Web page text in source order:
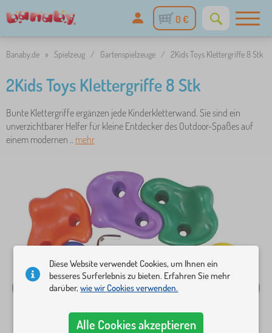
0 €
Banaby.de » Spielzeug / Gartenspielzeuge / 2Kids Toys Klettergriffe 8 Stk
2Kids Toys Klettergriffe 8 Stk
Bunte Klettergriffe ergänzen jede Kinderkletterwand. Sie sind ein
unverzichtbarer Helfer für kleine Entdecker des Outdoor-Spaßes auf
einem modernen .. mehr
Diese Website verwendet Cookies, um Ihnen ein
besseres Surferlebnis zu bieten. Erfahren Sie mehr
darüber,wie wir Cookies verwenden.
Alle Cookies akzeptieren